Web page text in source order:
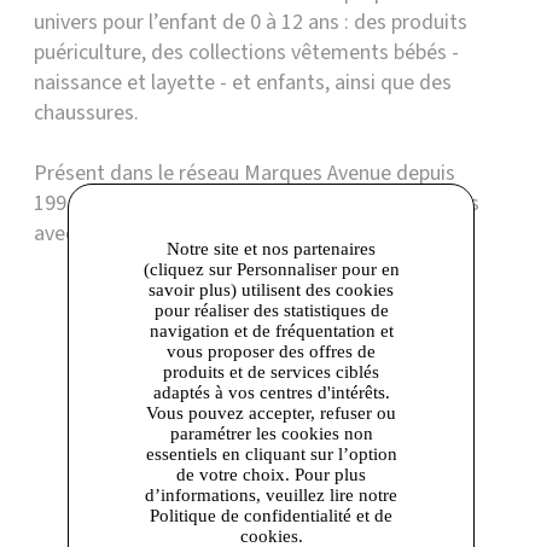
univers pour l’enfant de 0 à 12 ans : des produits
puériculture, des collections vêtements bébés -
naissance et layette - et enfants, ainsi que des
chaussures.
Présent dans le réseau Marques Avenue depuis
1994, Jacadi propose ses collections précédentes
avec une remise minimale de 30 % toute l'année.
Boutique présente dans les centres
Notre site et nos partenaires
(cliquez sur Personnaliser pour en
savoir plus) utilisent des cookies
pour réaliser des statistiques de
navigation et de fréquentation et
vous proposer des offres de
produits et de services ciblés
adaptés à vos centres d'intérêts.
Vous pouvez accepter, refuser ou
paramétrer les cookies non
essentiels en cliquant sur l’option
de votre choix. Pour plus
d’informations, veuillez lire notre
Politique de confidentialité et de
cookies.